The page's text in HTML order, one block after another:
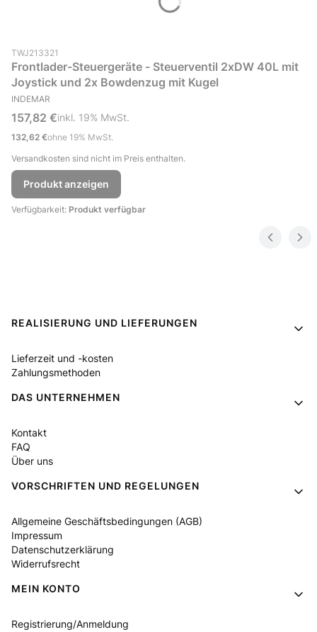
Produktcode (SKU)
TWJ213321
Frontlader-Steuergeräte - Steuerventil 2xDW 40L mit
Joystick und 2x Bowdenzug mit Kugel
HERSTELLER
INDEMAR
Bruttopreis
157,82 €inkl. %s MwSt.
inkl. 19% MwSt.
Nettopreis
132,62 €ohne 19% MwSt.
Versandkosten sind nicht im Preis enthalten.
Produkt anzeigen
Verfügbarkeit: Produkt verfügbar
Fußzeilenmenü
REALISIERUNG UND LIEFERUNGEN
Lieferzeit und -kosten
Zahlungsmethoden
DAS UNTERNEHMEN
Kontakt
FAQ
Über uns
VORSCHRIFTEN UND REGELUNGEN
Allgemeine Geschäftsbedingungen (AGB)
Impressum
Datenschutzerklärung
Widerrufsrecht
MEIN KONTO
Registrierung/Anmeldung